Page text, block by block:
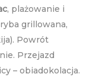
, plażowanie i
grillowana,
Powrót
Przejazd
– obiadokolacja.